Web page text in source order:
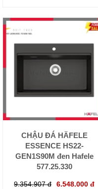
CHẬU ĐÁ HÄFELE
ESSENCE HS22-
GEN1S90M đen Hafele
577.25.330
9.354.907 đ 6.548.000 đ